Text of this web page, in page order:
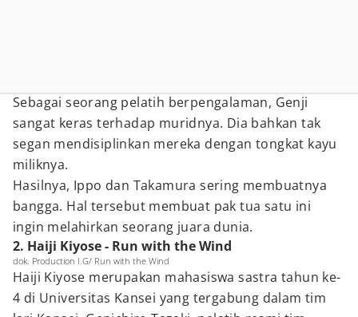
Sebagai seorang pelatih berpengalaman, Genji
sangat keras terhadap muridnya. Dia bahkan tak
segan mendisiplinkan mereka dengan tongkat kayu
miliknya.
Hasilnya, Ippo dan Takamura sering membuatnya
bangga. Hal tersebut membuat pak tua satu ini
ingin melahirkan seorang juara dunia.
2. Haiji Kiyose - Run with the Wind
dok. Production I.G/ Run with the Wind
Haiji Kiyose merupakan mahasiswa sastra tahun ke-
4 di Universitas Kansei yang tergabung dalam tim